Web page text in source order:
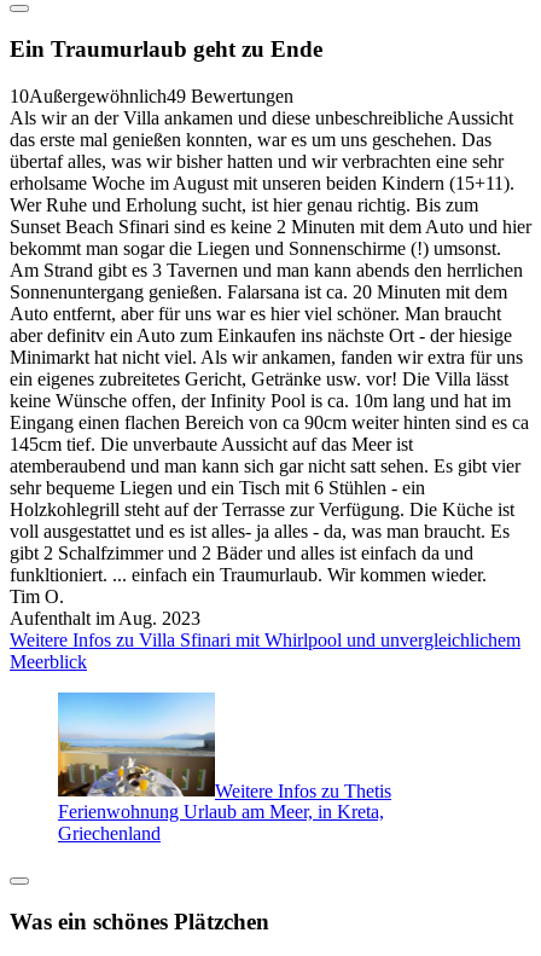
Ein Traumurlaub geht zu Ende
10Außergewöhnlich49 Bewertungen
Als wir an der Villa ankamen und diese unbeschreibliche Aussicht
das erste mal genießen konnten, war es um uns geschehen. Das
übertaf alles, was wir bisher hatten und wir verbrachten eine sehr
erholsame Woche im August mit unseren beiden Kindern (15+11).
Wer Ruhe und Erholung sucht, ist hier genau richtig. Bis zum
Sunset Beach Sfinari sind es keine 2 Minuten mit dem Auto und hier
bekommt man sogar die Liegen und Sonnenschirme (!) umsonst.
Am Strand gibt es 3 Tavernen und man kann abends den herrlichen
Sonnenuntergang genießen. Falarsana ist ca. 20 Minuten mit dem
Auto entfernt, aber für uns war es hier viel schöner. Man braucht
aber definitv ein Auto zum Einkaufen ins nächste Ort - der hiesige
Minimarkt hat nicht viel. Als wir ankamen, fanden wir extra für uns
ein eigenes zubreitetes Gericht, Getränke usw. vor! Die Villa lässt
keine Wünsche offen, der Infinity Pool is ca. 10m lang und hat im
Eingang einen flachen Bereich von ca 90cm weiter hinten sind es ca
145cm tief. Die unverbaute Aussicht auf das Meer ist
atemberaubend und man kann sich gar nicht satt sehen. Es gibt vier
sehr bequeme Liegen und ein Tisch mit 6 Stühlen - ein
Holzkohlegrill steht auf der Terrasse zur Verfügung. Die Küche ist
voll ausgestattet und es ist alles- ja alles - da, was man braucht. Es
gibt 2 Schalfzimmer und 2 Bäder und alles ist einfach da und
funkltioniert. ... einfach ein Traumurlaub. Wir kommen wieder.
Tim O.
Aufenthalt im Aug. 2023
Weitere Infos zu Villa Sfinari mit Whirlpool und unvergleichlichem
Meerblick
Weitere Infos zu Thetis
Ferienwohnung Urlaub am Meer, in Kreta,
Griechenland
Was ein schönes Plätzchen